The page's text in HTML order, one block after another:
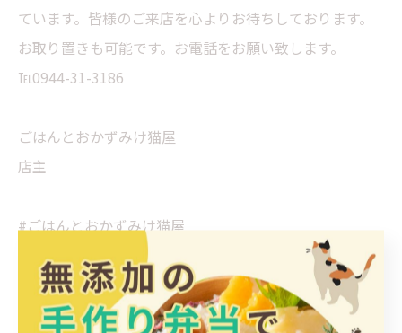
ています。皆様のご来店を心よりお待ちしております。
お取り置きも可能です。お電話をお願い致します。
℡0944-31-3186
ごはんとおかずみけ猫屋
店主
#ごはんとおかずみけ猫屋
#みけ猫屋
#弁当
#お弁当